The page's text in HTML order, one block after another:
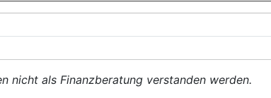
nicht als Finanzberatung verstanden werden.